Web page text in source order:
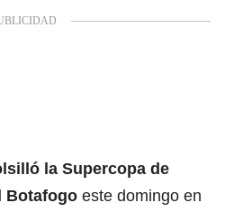
la Supercopa de
Botafogo este domingo en